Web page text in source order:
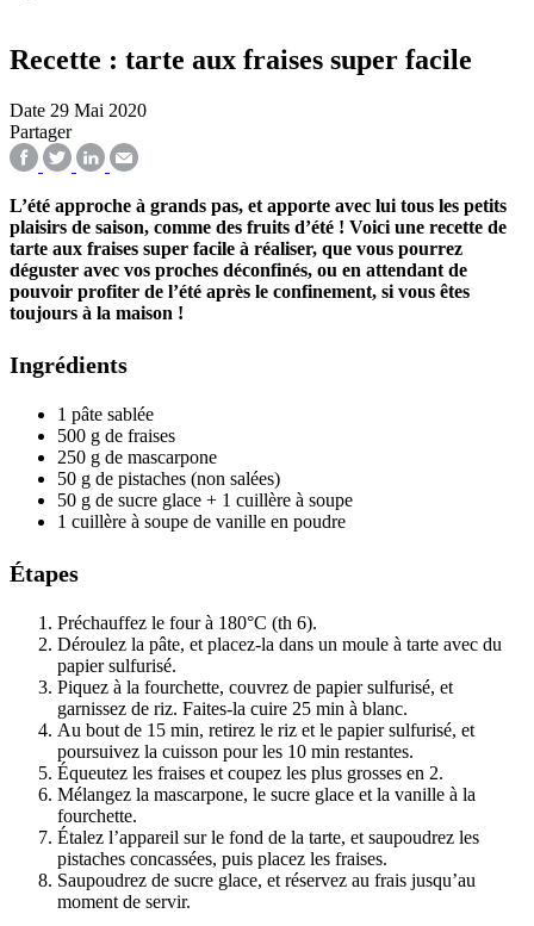
Recette : tarte aux fraises super facile
Date 29 Mai 2020
Partager
L’été approche à grands pas, et apporte avec lui tous les petits
plaisirs de saison, comme des fruits d’été ! Voici une recette de
tarte aux fraises super facile à réaliser, que vous pourrez
déguster avec vos proches déconfinés, ou en attendant de
pouvoir profiter de l’été après le confinement, si vous êtes
toujours à la maison !
Ingrédients
1 pâte sablée
500 g de fraises
250 g de mascarpone
50 g de pistaches (non salées)
50 g de sucre glace + 1 cuillère à soupe
1 cuillère à soupe de vanille en poudre
Étapes
Préchauffez le four à 180°C (th 6).
Déroulez la pâte, et placez-la dans un moule à tarte avec du
papier sulfurisé.
Piquez à la fourchette, couvrez de papier sulfurisé, et
garnissez de riz. Faites-la cuire 25 min à blanc.
Au bout de 15 min, retirez le riz et le papier sulfurisé, et
poursuivez la cuisson pour les 10 min restantes.
Équeutez les fraises et coupez les plus grosses en 2.
Mélangez la mascarpone, le sucre glace et la vanille à la
fourchette.
Étalez l’appareil sur le fond de la tarte, et saupoudrez les
pistaches concassées, puis placez les fraises.
Saupoudrez de sucre glace, et réservez au frais jusqu’au
moment de servir.